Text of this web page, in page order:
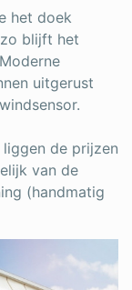
het doek
blijft het
uitgerust
de prijzen
van de
(handmatig